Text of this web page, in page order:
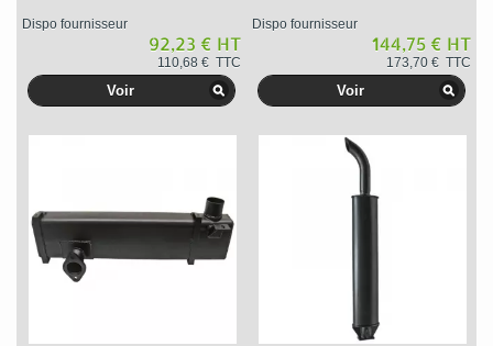
Dispo fournisseur
92,23 € HT
110,68 € TTC
Voir
Dispo fournisseur
144,75 € HT
173,70 € TTC
Voir